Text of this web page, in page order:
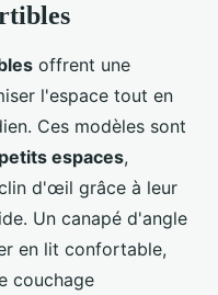
offrent une
l'espace tout en
Ces modèles sont
petits espaces,
d'œil grâce à leur
Un canapé d'angle
en lit confortable,
couchage